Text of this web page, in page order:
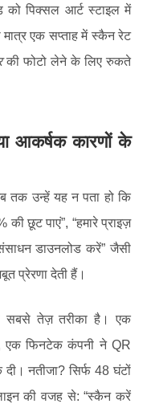
पिक्सल आर्ट स्टाइल में
मात्र एक सप्ताह में स्कैन रेट
की फोटो लेने के लिए रुकते
आकर्षक कारणों के
उन्हें यह न पता हो कि
छूट पाएं”, “हमारे प्राइज़
डाउनलोड करें” जैसी
प्रेरणा देती हैं।
सबसे तेज़ तरीका है। एक
एक फिनटेक कंपनी ने QR
नतीजा? सिर्फ 48 घंटों
की वजह से: “स्कैन करें